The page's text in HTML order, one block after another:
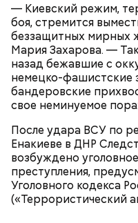
— Киевский режим,
боя, стремится
беззащитных мирных
Мария Захарова. —
назад бежавшие с
немецко-фашистские
бандеровские
свое неминуемое
После удара ВСУ по
Енакиеве в ДНР
возбуждено
преступления,
Уголовного кодекса
(«Террористический
День малины со
кабачок;
брынза;
растительное
помидоры черри